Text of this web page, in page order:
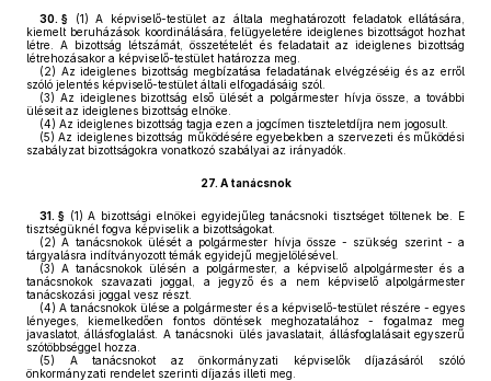
30. § (1) A képviselő-testület az általa meghatározott feladatok ellátására,
kiemelt beruházások koordinálására, felügyeletére ideiglenes bizottságot hozhat
létre. A bizottság létszámát, összetételét és feladatait az ideiglenes bizottság
létrehozásakor a képviselő-testület határozza meg.
(2) Az ideiglenes bizottság megbízatása feladatának elvégzéséig és az erről
szóló jelentés képviselő-testület általi elfogadásáig szól.
(3) Az ideiglenes bizottság első ülését a polgármester hívja össze, a további
üléseit az ideiglenes bizottság elnöke.
(4) Az ideiglenes bizottság tagja ezen a jogcímen tiszteletdíjra nem jogosult.
(5) Az ideiglenes bizottság működésére egyebekben a szervezeti és működési
szabályzat bizottságokra vonatkozó szabályai az irányadók.
27. A tanácsnok
31. § (1) A bizottsági elnökei egyidejűleg tanácsnoki tisztséget töltenek be. E
tisztségüknél fogva képviselik a bizottságokat.
(2) A tanácsnokok ülését a polgármester hívja össze - szükség szerint - a
tárgyalásra indítványozott témák egyidejű megjelölésével.
(3) A tanácsnokok ülésén a polgármester, a képviselő alpolgármester és a
tanácsnokok szavazati joggal, a jegyző és a nem képviselő alpolgármester
tanácskozási joggal vesz részt.
(4) A tanácsnokok ülése a polgármester és a képviselő-testület részére - egyes
lényeges, kiemelkedően fontos döntések meghozatalához - fogalmaz meg
javaslatot, állásfoglalást. A tanácsnoki ülés javaslatait, állásfoglalásait egyszerű
szótöbbséggel hozza.
(5) A tanácsnokot az önkormányzati képviselők díjazásáról szóló
önkormányzati rendelet szerinti díjazás illeti meg.